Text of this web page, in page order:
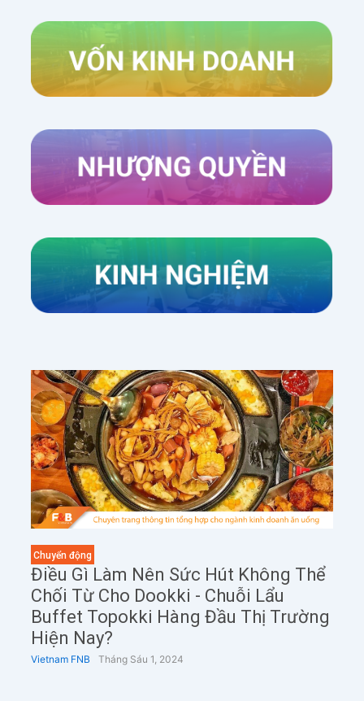
Chuyển động
Điều Gì Làm Nên Sức Hút Không Thể
Chối Từ Cho Dookki - Chuỗi Lẩu
Buffet Topokki Hàng Đầu Thị Trường
Hiện Nay?
Vietnam FNB Tháng Sáu 1, 2024